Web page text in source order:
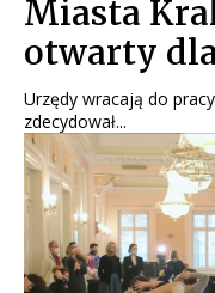
Miasta
otwarty
Urzędy wracają do
zdecydował...